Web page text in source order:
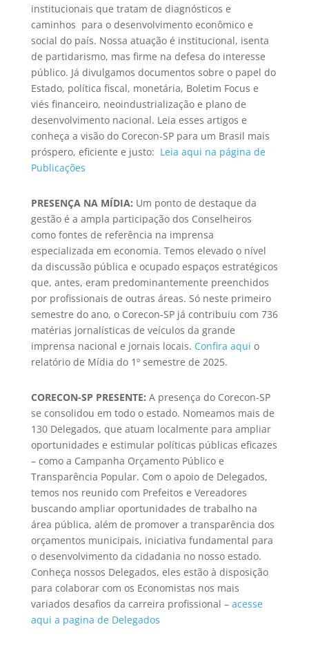
institucionais que tratam de diagnósticos e
caminhos para o desenvolvimento econômico e
social do país. Nossa atuação é institucional, isenta
de partidarismo, mas firme na defesa do interesse
público. Já divulgamos documentos sobre o papel do
Estado, política fiscal, monetária, Boletim Focus e
viés financeiro, neoindustrialização e plano de
desenvolvimento nacional. Leia esses artigos e
conheça a visão do Corecon-SP para um Brasil mais
próspero, eficiente e justo: Leia aqui na página de
Publicações
PRESENÇA NA MÍDIA: Um ponto de destaque da
gestão é a ampla participação dos Conselheiros
como fontes de referência na imprensa
especializada em economia. Temos elevado o nível
da discussão pública e ocupado espaços estratégicos
que, antes, eram predominantemente preenchidos
por profissionais de outras áreas. Só neste primeiro
semestre do ano, o Corecon-SP já contribuiu com 736
matérias jornalísticas de veículos da grande
imprensa nacional e jornais locais. Confira aqui o
relatório de Mídia do 1º semestre de 2025.
CORECON-SP PRESENTE: A presença do Corecon-SP
se consolidou em todo o estado. Nomeamos mais de
130 Delegados, que atuam localmente para ampliar
oportunidades e estimular políticas públicas eficazes
– como a Campanha Orçamento Público e
Transparência Popular. Com o apoio de Delegados,
temos nos reunido com Prefeitos e Vereadores
buscando ampliar oportunidades de trabalho na
área pública, além de promover a transparência dos
orçamentos municipais, iniciativa fundamental para
o desenvolvimento da cidadania no nosso estado.
Conheça nossos Delegados, eles estão à disposição
para colaborar com os Economistas nos mais
variados desafios da carreira profissional – acesse
aqui a pagina de Delegados